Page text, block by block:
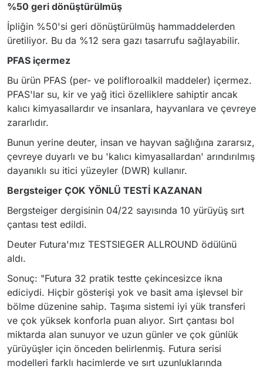
%50 geri dönüştürülmüş
İpliğin %50'si geri dönüştürülmüş hammaddelerden
üretiliyor. Bu da %12 sera gazı tasarrufu sağlayabilir.
PFAS içermez
Bu ürün PFAS (per- ve polifloroalkil maddeler) içermez.
PFAS'lar su, kir ve yağ itici özelliklere sahiptir ancak
kalıcı kimyasallardır ve insanlara, hayvanlara ve çevreye
zararlıdır.
Bunun yerine deuter, insan ve hayvan sağlığına zararsız,
çevreye duyarlı ve bu 'kalıcı kimyasallardan' arındırılmış
dayanıklı su itici yüzeyler (DWR) kullanır.
Bergsteiger ÇOK YÖNLÜ TESTİ KAZANAN
Bergsteiger dergisinin 04/22 sayısında 10 yürüyüş sırt
çantası test edildi.
Deuter Futura'mız TESTSIEGER ALLROUND ödülünü
aldı.
Sonuç: "Futura 32 pratik testte çekincesizce ikna
ediciydi. Hiçbir gösterişi yok ve basit ama işlevsel bir
bölme düzenine sahip. Taşıma sistemi iyi yük transferi
ve çok yüksek konforla puan alıyor. Sırt çantası bol
miktarda alan sunuyor ve uzun günler ve çok günlük
yürüyüşler için önceden belirlenmiş. Futura serisi
modelleri farklı hacimlerde ve sırt uzunluklarında